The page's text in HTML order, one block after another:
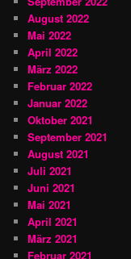
August 2022
Mai 2022
April 2022
März 2022
Februar 2022
Januar 2022
Oktober 2021
September 2021
August 2021
Juli 2021
Juni 2021
Mai 2021
April 2021
März 2021
Februar 2021